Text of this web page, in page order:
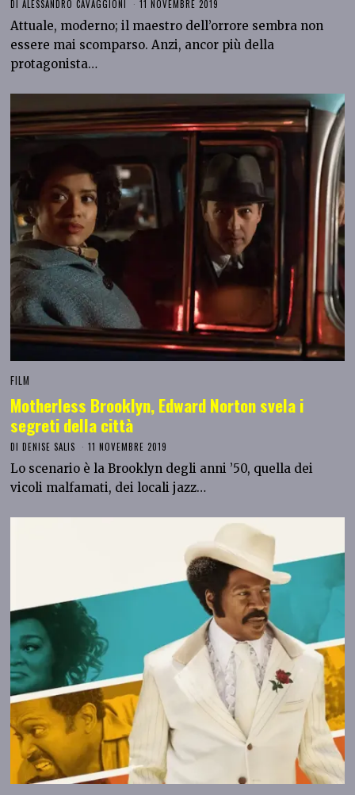
DIALESSANDRO CAVAGGIONI 11 NOVEMBRE 2019
Attuale, moderno; il maestro dell’orrore sembra non
essere mai scomparso. Anzi, ancor più della
protagonista…
FILM
Motherless Brooklyn, Edward Norton svela i
segreti della città
DIDENISE SALIS 11 NOVEMBRE 2019
Lo scenario è la Brooklyn degli anni ’50, quella dei
vicoli malfamati, dei locali jazz…